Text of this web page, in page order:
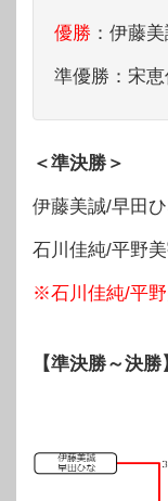
優勝 ：伊藤
準優勝：宋
＜準決勝＞
伊藤美誠/早田
石川佳純/平野
※石川佳純/平
【準決勝～決勝